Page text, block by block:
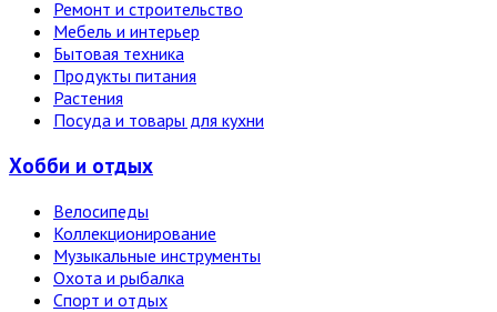
Ремонт и строительство
Мебель и интерьер
Бытовая техника
Продукты питания
Растения
Посуда и товары для кухни
Хобби и отдых
Велосипеды
Коллекционирование
Музыкальные инструменты
Охота и рыбалка
Спорт и отдых